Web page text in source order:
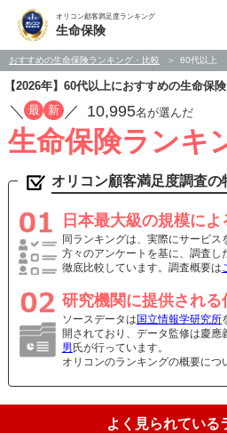
オリコン顧客満足度ランキング
生命保険
おすすめの生命保険ランキング・比較 60代以上
【2026年】60代以上におすすめの生命保
／ 最 新 ／ 10,995名が選んだ
生命保険ランキ
オリコン顧客満足度調査の
日本最大級の規模に
同ランキングは、実際にサービ
方々のアンケートを基に、調査し
徹底比較しています。調査概要は
研究機関に提供される
ソースデータは 国立情報学研究所
開されており、データ監修は慶應
男 氏が行っています。
オリコンのランキングの概要につ
よく見られている